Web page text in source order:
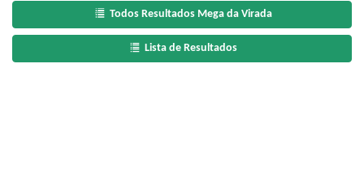
Todos Resultados Mega da Virada
Lista de Resultados